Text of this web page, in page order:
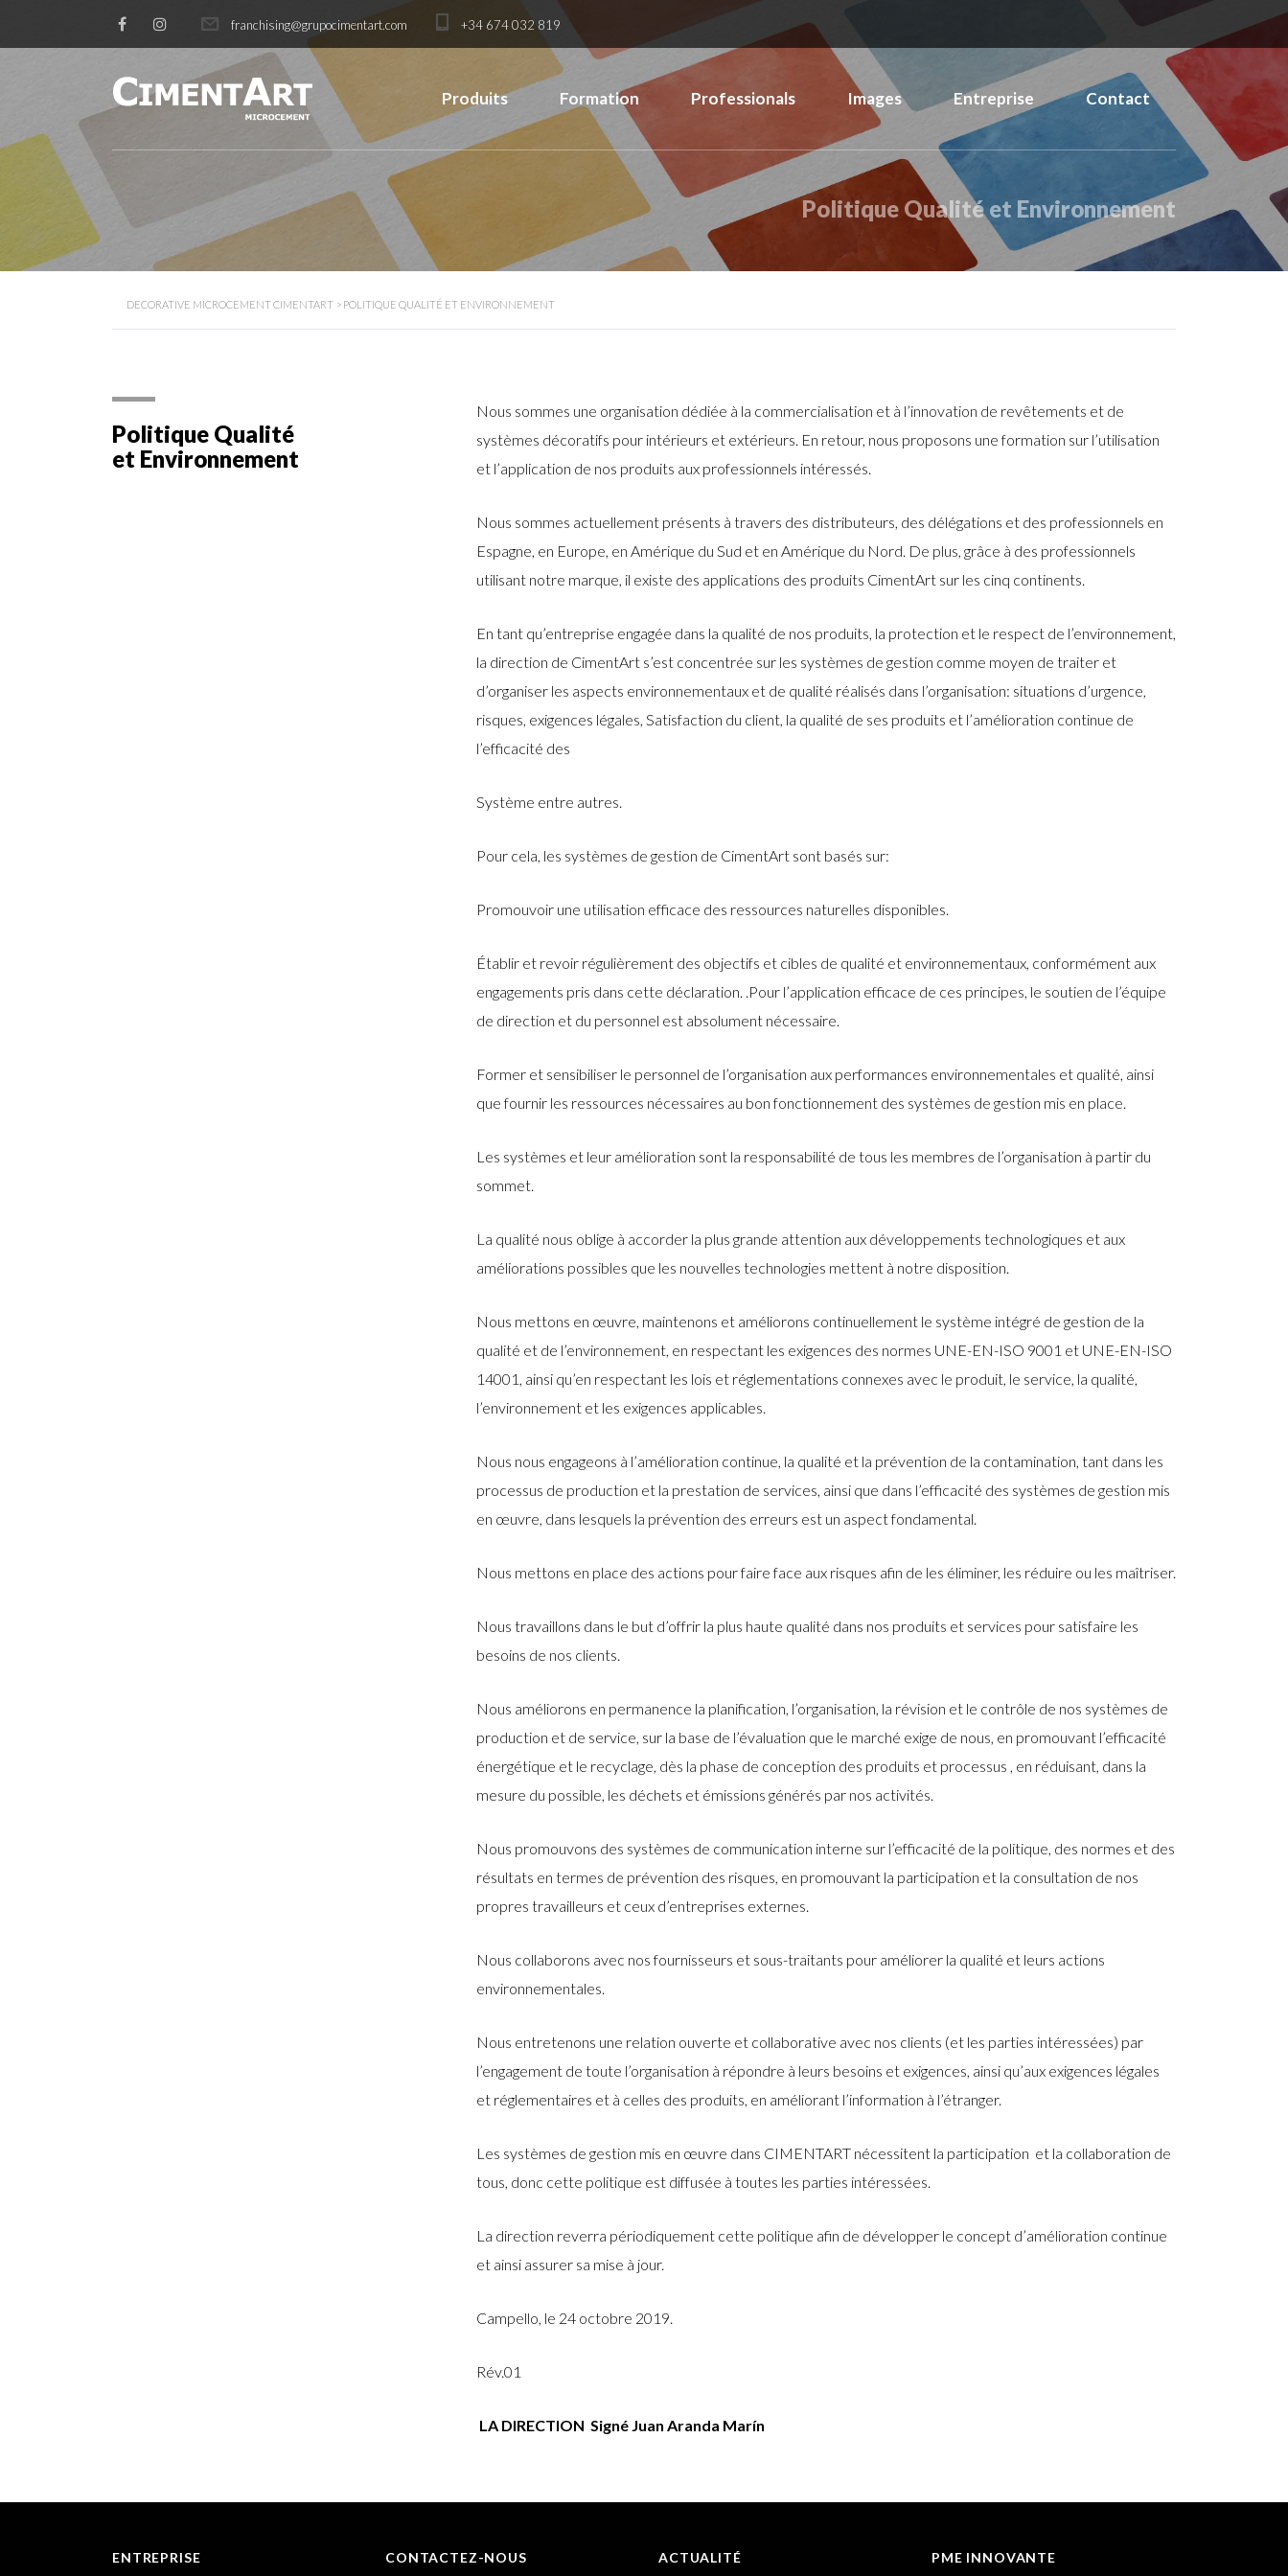
franchising@grupocimentart.com +34 674 032 819
Produits Formation Professionals Images Entreprise Contact
Politique Qualité et Environnement
DECORATIVE MICROCEMENT CIMENTART > POLITIQUE QUALITÉ ET ENVIRONNEMENT
Politique Qualité
et Environnement
Nous sommes une organisation dédiée à la commercialisation et à l’innovation de revêtements et de
systèmes décoratifs pour intérieurs et extérieurs. En retour, nous proposons une formation sur l’utilisation
et l’application de nos produits aux professionnels intéressés.
Nous sommes actuellement présents à travers des distributeurs, des délégations et des professionnels en
Espagne, en Europe, en Amérique du Sud et en Amérique du Nord. De plus, grâce à des professionnels
utilisant notre marque, il existe des applications des produits CimentArt sur les cinq continents.
En tant qu’entreprise engagée dans la qualité de nos produits, la protection et le respect de l’environnement,
la direction de CimentArt s’est concentrée sur les systèmes de gestion comme moyen de traiter et
d’organiser les aspects environnementaux et de qualité réalisés dans l’organisation: situations d’urgence,
risques, exigences légales, Satisfaction du client, la qualité de ses produits et l’amélioration continue de
l’efficacité des
Système entre autres.
Pour cela, les systèmes de gestion de CimentArt sont basés sur:
Promouvoir une utilisation efficace des ressources naturelles disponibles.
Établir et revoir régulièrement des objectifs et cibles de qualité et environnementaux, conformément aux
engagements pris dans cette déclaration. .Pour l’application efficace de ces principes, le soutien de l’équipe
de direction et du personnel est absolument nécessaire.
Former et sensibiliser le personnel de l’organisation aux performances environnementales et qualité, ainsi
que fournir les ressources nécessaires au bon fonctionnement des systèmes de gestion mis en place.
Les systèmes et leur amélioration sont la responsabilité de tous les membres de l’organisation à partir du
sommet.
La qualité nous oblige à accorder la plus grande attention aux développements technologiques et aux
améliorations possibles que les nouvelles technologies mettent à notre disposition.
Nous mettons en œuvre, maintenons et améliorons continuellement le système intégré de gestion de la
qualité et de l’environnement, en respectant les exigences des normes UNE-EN-ISO 9001 et UNE-EN-ISO
14001, ainsi qu’en respectant les lois et réglementations connexes avec le produit, le service, la qualité,
l’environnement et les exigences applicables.
Nous nous engageons à l’amélioration continue, la qualité et la prévention de la contamination, tant dans les
processus de production et la prestation de services, ainsi que dans l’efficacité des systèmes de gestion mis
en œuvre, dans lesquels la prévention des erreurs est un aspect fondamental.
Nous mettons en place des actions pour faire face aux risques afin de les éliminer, les réduire ou les maîtriser.
Nous travaillons dans le but d’offrir la plus haute qualité dans nos produits et services pour satisfaire les
besoins de nos clients.
Nous améliorons en permanence la planification, l’organisation, la révision et le contrôle de nos systèmes de
production et de service, sur la base de l’évaluation que le marché exige de nous, en promouvant l’efficacité
énergétique et le recyclage, dès la phase de conception des produits et processus , en réduisant, dans la
mesure du possible, les déchets et émissions générés par nos activités.
Nous promouvons des systèmes de communication interne sur l’efficacité de la politique, des normes et des
résultats en termes de prévention des risques, en promouvant la participation et la consultation de nos
propres travailleurs et ceux d’entreprises externes.
Nous collaborons avec nos fournisseurs et sous-traitants pour améliorer la qualité et leurs actions
environnementales.
Nous entretenons une relation ouverte et collaborative avec nos clients (et les parties intéressées) par
l’engagement de toute l’organisation à répondre à leurs besoins et exigences, ainsi qu’aux exigences légales
et réglementaires et à celles des produits, en améliorant l’information à l’étranger.
Les systèmes de gestion mis en œuvre dans CIMENTART nécessitent la participation et la collaboration de
tous, donc cette politique est diffusée à toutes les parties intéressées.
La direction reverra périodiquement cette politique afin de développer le concept d’amélioration continue
et ainsi assurer sa mise à jour.
Campello, le 24 octobre 2019.
Rév.01
LA DIRECTION Signé Juan Aranda Marín
ENTREPRISE CONTACTEZ-NOUS ACTUALITÉ PME INNOVANTE